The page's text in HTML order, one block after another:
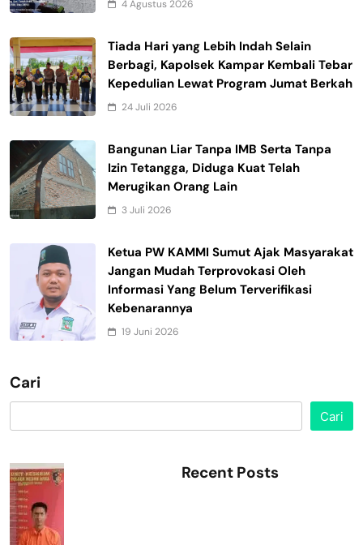
4 Agustus 2026
Tiada Hari yang Lebih Indah Selain
Berbagi, Kapolsek Kampar Kembali Tebar
Kepedulian Lewat Program Jumat Berkah
24 Juli 2026
Bangunan Liar Tanpa IMB Serta Tanpa
Izin Tetangga, Diduga Kuat Telah
Merugikan Orang Lain
3 Juli 2026
Ketua PW KAMMI Sumut Ajak Masyarakat
Jangan Mudah Terprovokasi Oleh
Informasi Yang Belum Terverifikasi
Kebenarannya
19 Juni 2026
Cari
Cari
Recent Posts